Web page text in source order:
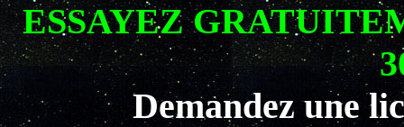
ESSAYEZ
Demandez une